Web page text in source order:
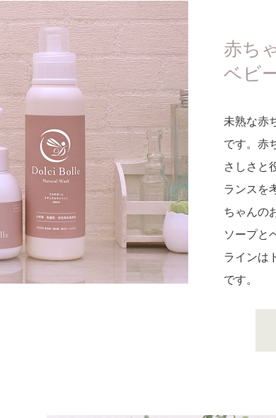
赤ち
ベビ
未熟な赤
です。赤
さしさと
ランスを
ちゃんの
ソープと
ラインは
です。